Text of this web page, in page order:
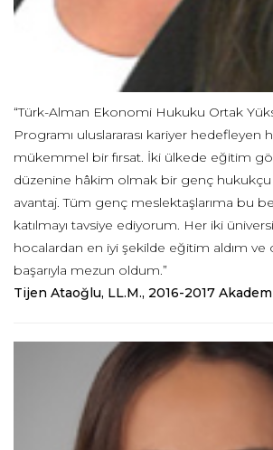
“Türk-Alman Ekonomi Hukuku Ortak
Programı uluslararası kariyer hedefleyen
mükemmel bir fırsat. İki ülkede eğitim
düzenine hâkim olmak bir genç
avantaj. Tüm genç meslektaşlarıma bu
katılmayı tavsiye ediyorum. Her iki
hocalardan en iyi şekilde eğitim aldım ve
başarıyla mezun oldum.”
Tijen Ataoğlu, LL.M., 2016-2017